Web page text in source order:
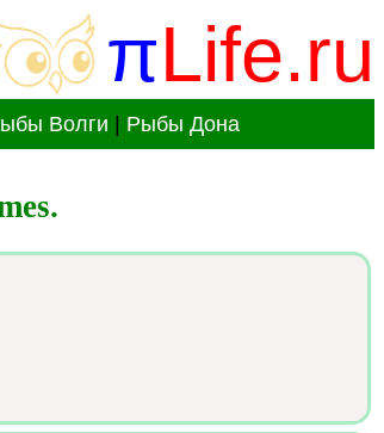
πLife.ru
Волги Рыбы Дона